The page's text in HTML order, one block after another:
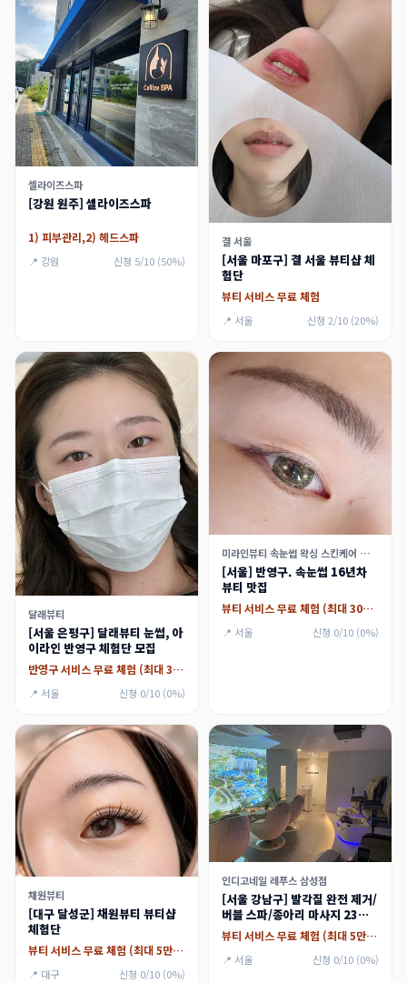
셀라이즈스파
[강원 원주] 셀라이즈스파
1) 피부관리,2) 헤드스파
📍 강원 신청 5/10 (50%)
결 서울
[서울 마포구] 결 서울 뷰티샵 체
험단
뷰티 서비스 무료 체험
📍 서울 신청 2/10 (20%)
달래뷰티
[서울 은평구] 달래뷰티 눈썹, 아
이라인 반영구 체험단 모집
반영구 서비스 무료 체험 (최대 30만원)
📍 서울 신청 0/10 (0%)
미라인뷰티 속눈썹 왁싱 스킨케어 가산점
[서울] 반영구. 속눈썹 16년차
뷰티 맛집
뷰티 서비스 무료 체험 (최대 30만원)
📍 서울 신청 0/10 (0%)
채원뷰티
[대구 달성군] 채원뷰티 뷰티샵
체험단
뷰티 서비스 무료 체험 (최대 5만원)
📍 대구 신청 0/10 (0%)
인디고네일 레푸스 삼성점
[서울 강남구] 발각질 완전 제거/
버블 스파/종아리 마사지 23만
원 상당 (대리체험가능) 체험단
모집
뷰티 서비스 무료 체험 (최대 5만원)
📍 서울 신청 0/10 (0%)